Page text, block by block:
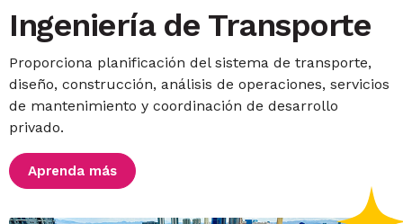
Ingeniería de Transporte
Proporciona planificación del sistema de transporte,
diseño, construcción, análisis de operaciones, servicios
de mantenimiento y coordinación de desarrollo
privado.
Aprenda más